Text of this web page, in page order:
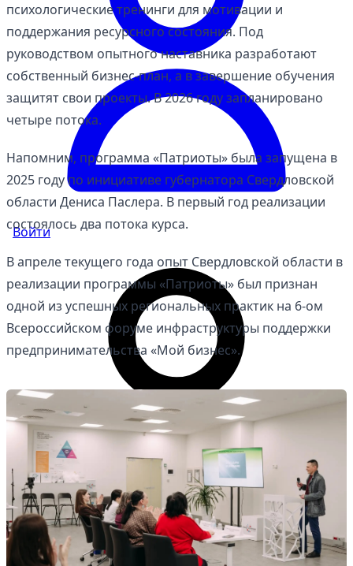
Войти
психологические тренинги для мотивации и
поддержания ресурсного состояния. Под
руководством опытного наставника разработают
собственный бизнес-план, а в завершение обучения
защитят свои проекты. В 2026 году запланировано
четыре потока.
Напомним, программа «Патриоты» была запущена в
2025 году по инициативе губернатора Свердловской
области Дениса Паслера. В первый год реализации
состоялось два потока курса.
В апреле текущего года опыт Свердловской области в
реализации программы «Патриоты» был признан
одной из успешных региональных практик на 6-ом
Всероссийском форуме инфраструктуры поддержки
предпринимательства «Мой бизнес».